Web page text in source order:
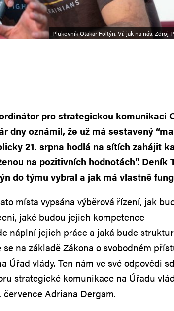
Plukovník Otakar Foltýn. Ví, jak na nás. Zdroj
pro strategickou komunikaci
dny oznámil, že už má sestavený
21. srpna hodlá na sítích zahájit
na pozitivních hodnotách”. Deník
do týmu vybral a jak má vlastně
místa vypsána výběrová řízení, jak
jaké budou jejich kompetence
náplní jejich práce a jaká bude
na základě Zákona o svobodném
Úřad vlády. Ten nám ve své odpovědi
strategické komunikace na Úřadu
července Adriana Dergam.